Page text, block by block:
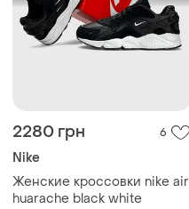
2280 грн 6
Nike
Женские кроссовки nike air
huarache black white